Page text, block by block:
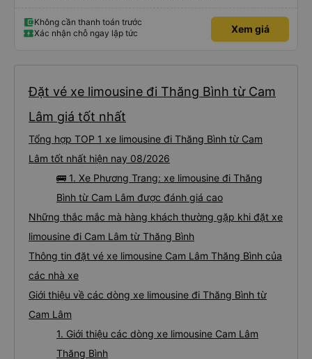
Không cần thanh toán trước
Xác nhận chỗ ngay lập tức
Xem giá
Đặt vé xe limousine đi Thăng Bình từ Cam
Lâm giá tốt nhất
Tổng hợp TOP 1 xe limousine đi Thăng Bình từ Cam
Lâm tốt nhất hiện nay 08/2026
🚌 1. Xe Phương Trang: xe limousine đi Thăng
Bình từ Cam Lâm được đánh giá cao
Những thắc mắc mà hàng khách thường gặp khi đặt xe
limousine đi Cam Lâm từ Thăng Bình
Thông tin đặt vé xe limousine Cam Lâm Thăng Bình của
các nhà xe
Giới thiệu về các dòng xe limousine đi Thăng Bình từ
Cam Lâm
1. Giới thiệu các dòng xe limousine Cam Lâm
Thăng Bình